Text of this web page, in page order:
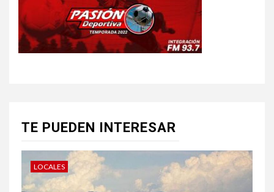
TE PUEDEN INTERESAR
LOCALES